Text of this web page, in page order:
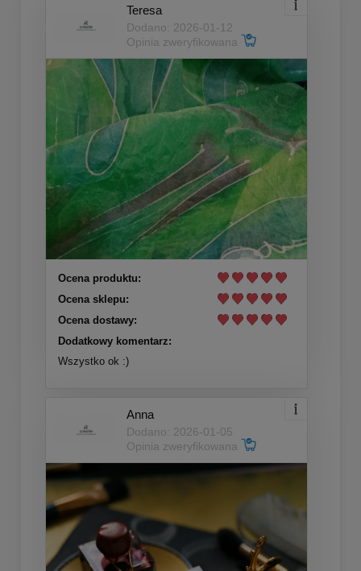
Teresa
Dodano: 2026-01-12
Opinia zweryfikowana
Ocena produktu:
Ocena sklepu:
Ocena dostawy:
Dodatkowy komentarz:
Wszystko ok :)
Anna
Dodano: 2026-01-05
Opinia zweryfikowana